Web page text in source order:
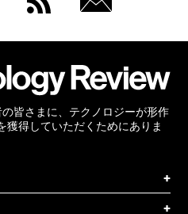
の皆さまに、テクノロジーが形作
獲得していただくためにありま
+
+